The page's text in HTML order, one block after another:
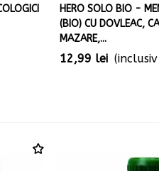
HERO SOLO BIO -
(BIO) CU DOVLEAC,
MAZARE,...
12,99 lei (inclusiv